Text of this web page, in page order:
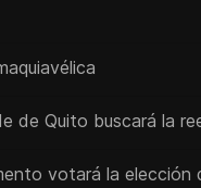
de Quito buscará la
votará la elección